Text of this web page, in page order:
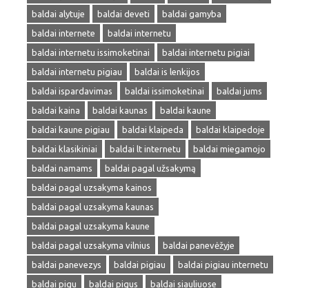
baldai alytuje
baldai deveti
baldai gamyba
baldai internete
baldai internetu
baldai internetu issimoketinai
baldai internetu pigiai
baldai internetu pigiau
baldai is lenkijos
baldai ispardavimas
baldai issimoketinai
baldai jums
baldai kaina
baldai kaunas
baldai kaune
baldai kaune pigiau
baldai klaipeda
baldai klaipedoje
baldai klasikiniai
baldai lt internetu
baldai miegamojo
baldai namams
baldai pagal užsakymą
baldai pagal uzsakyma kainos
baldai pagal uzsakyma kaunas
baldai pagal uzsakyma kaune
baldai pagal uzsakyma vilnius
baldai panevėžyje
baldai panevezys
baldai pigiau
baldai pigiau internetu
baldai pigu
baldai pigus baldai siauliuose